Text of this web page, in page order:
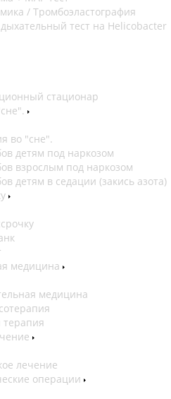
/ Тромбоэластография
тест на Helicobacter
стационар
во "сне".
детям под наркозом
взрослым под наркозом
детям в седации (закись азота)
медицина
медицина
лечение
операции